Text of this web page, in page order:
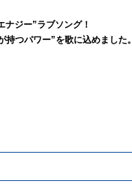
ジー”ラブソング！
つパワー”を歌に込めました。